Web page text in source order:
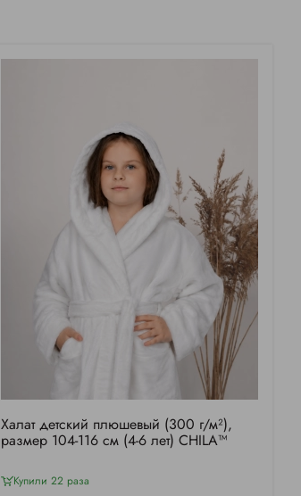
Халат детский плюшевый (300 г/м²),
размер 104-116 см (4-6 лет) CHILA™
Купили 22 раза